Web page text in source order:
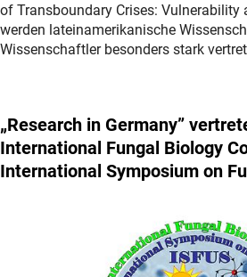
of Transboundary Crises: Vulnerability
werden lateinamerikanische
Wissenschaftler besonders stark
„Research in Germany”
International Fungal Biology
International Symposium on